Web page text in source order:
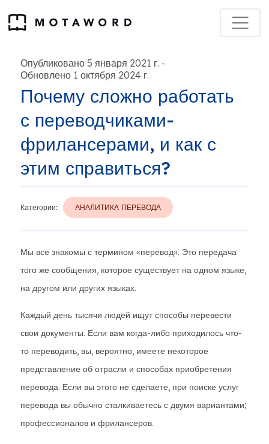
Опубликовано 5 января 2021 г. -
Обновлено 1 октября 2024 г.
Почему сложно работать
с переводчиками-
фрилансерами, и как с
этим справиться?
Категории: АНАЛИТИКА ПЕРЕВОДА
Мы все знакомы с термином «перевод». Это передача
того же сообщения, которое существует на одном языке,
на другом или других языках.
Каждый день тысячи людей ищут способы перевести
свои документы. Если вам когда-либо приходилось что-
то переводить, вы, вероятно, имеете некоторое
представление об отрасли и способах приобретения
перевода. Если вы этого не сделаете, при поиске услуг
перевода вы обычно сталкиваетесь с двумя вариантами;
профессионалов и фрилансеров.